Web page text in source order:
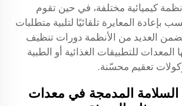
كيميائية مختلفة، في حين تقوم
بإعادة المعايرة تلقائيًا لتلبية متطلبات
العديد من الأنظمة دورات تنظيف
للتطبيقات الغذائية أو الطبية
تعقيم محسّنة.
المدمجة في معدات